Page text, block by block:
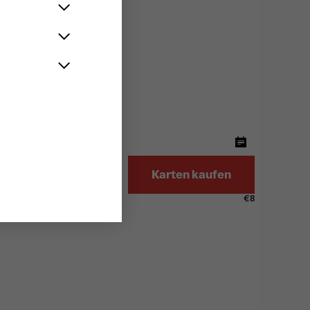
Karten kaufen
€8